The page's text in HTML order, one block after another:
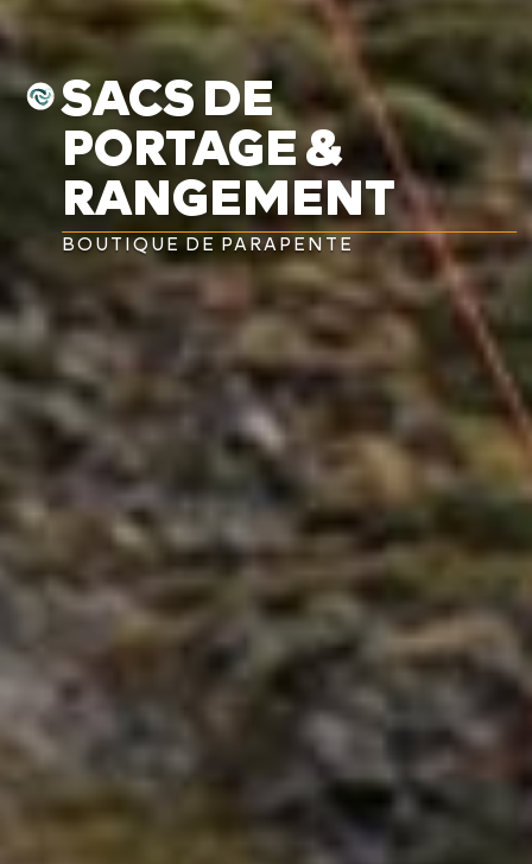
SACS DE
PORTAGE &
RANGEMENT
BOUTIQUE DE PARAPENTE